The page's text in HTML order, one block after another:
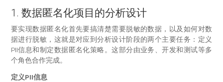
1. 数据匿名化项目的分析设计
要实现数据匿名化首先要搞清楚需要脱敏的数据，以及如何对数
据进行脱敏，这就是对应到分析设计阶段的两个主要任务：定义
PII信息和制定数据匿名化策略。这部分由业务、开发和测试等多
个角色合作完成。
定义PII信息